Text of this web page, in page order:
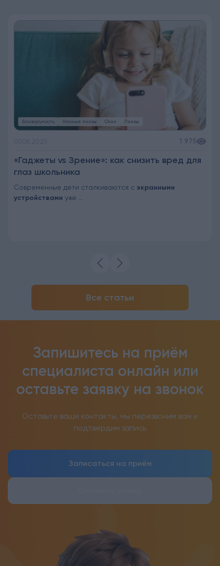
Близорукость Ночные линзы Очки Линзы
1 975
«Гаджеты vs Зрение»: как снизить вред для
глаз школьника
Современные дети сталкиваются с экранными
устройствами уже ...
Все статьи
Запишитесь на приём
специалиста онлайн или
оставьте заявку на звонок
Оставьте ваши контакты, мы перезвоним вам и
подтвердим запись
Записаться на приём